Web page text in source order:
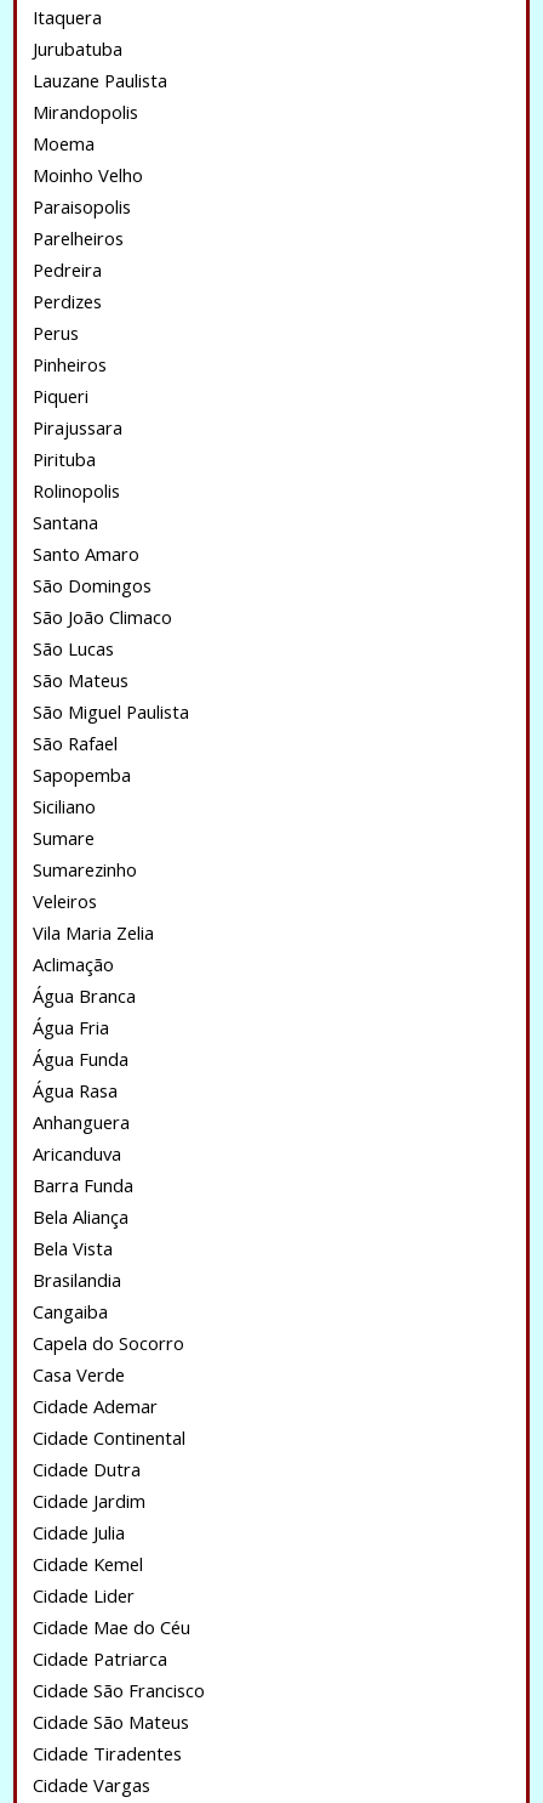
Itaquera
Jurubatuba
Lauzane Paulista
Mirandopolis
Moema
Moinho Velho
Paraisopolis
Parelheiros
Pedreira
Perdizes
Perus
Pinheiros
Piqueri
Pirajussara
Pirituba
Rolinopolis
Santana
Santo Amaro
São Domingos
São João Climaco
São Lucas
São Mateus
São Miguel Paulista
São Rafael
Sapopemba
Siciliano
Sumare
Sumarezinho
Veleiros
Vila Maria Zelia
Aclimação
Água Branca
Água Fria
Água Funda
Água Rasa
Anhanguera
Aricanduva
Barra Funda
Bela Aliança
Bela Vista
Brasilandia
Cangaiba
Capela do Socorro
Casa Verde
Cidade Ademar
Cidade Continental
Cidade Dutra
Cidade Jardim
Cidade Julia
Cidade Kemel
Cidade Lider
Cidade Mae do Céu
Cidade Patriarca
Cidade São Francisco
Cidade São Mateus
Cidade Tiradentes
Cidade Vargas